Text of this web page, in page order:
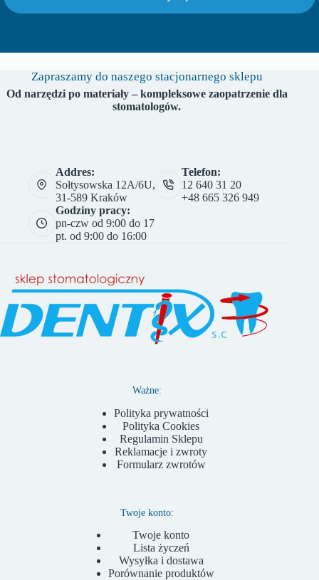
Zapraszamy do naszego stacjonarnego sklepu
Od narzędzi po materiały – kompleksowe zaopatrzenie dla
stomatologów.
Addres:
Sołtysowska 12A/6U,
31-589 Kraków
Telefon:
12 640 31 20
+48 665 326 949
Godziny pracy:
pn-czw od 9:00 do 17
pt. od 9:00 do 16:00
Ważne:
Polityka prywatności
Polityka Cookies
Regulamin Sklepu
Reklamacje i zwroty
Formularz zwrotów
Twoje konto:
Twoje konto
Lista życzeń
Wysyłka i dostawa
Porównanie produktów